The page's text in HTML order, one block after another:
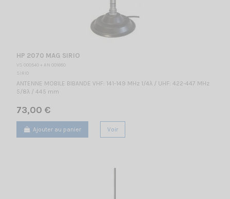
HP 2070 MAG SIRIO
VS 000540 + AN 001680
SIRIO
ANTENNE MOBILE BIBANDE VHF: 141-149 MHz 1/4λ / UHF: 422-447 MHz
5/8λ / 445 mm
73,00 €
Ajouter au panier Voir